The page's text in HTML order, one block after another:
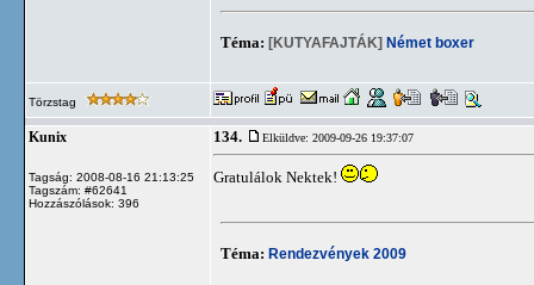
Téma: [KUTYAFAJTÁK] Német boxer
Törzstag
Kunix
Tagság: 2008-08-16 21:13:25
Tagszám: #62641
Hozzászólások: 396
134. Elküldve: 2009-09-26 19:37:07
Gratulálok Nektek!
Téma: Rendezvények 2009